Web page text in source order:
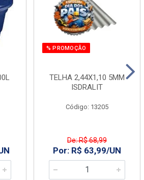
% PROMOÇÃO
TELHA 2,44X1,10 5MM
ISDRALIT
Código: 13205
De: R$ 68,99
Por: R$ 63,99/UN